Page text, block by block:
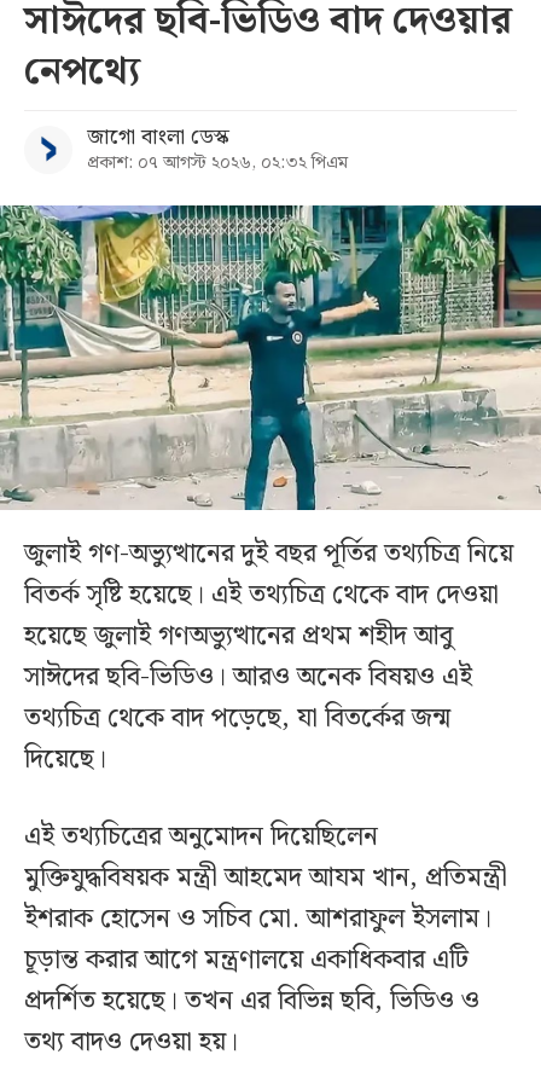
সাঈদের ছবি-ভিডিও বাদ দেওয়ার
নেপথ্যে
জাগো বাংলা ডেস্ক
প্রকাশ: ০৭ আগস্ট ২০২৬, ০২:৩২ পিএম
জুলাই গণ-অভ্যুত্থানের দুই বছর পূর্তির তথ্যচিত্র নিয়ে
বিতর্ক সৃষ্টি হয়েছে। এই তথ্যচিত্র থেকে বাদ দেওয়া
হয়েছে জুলাই গণঅভ্যুত্থানের প্রথম শহীদ আবু
সাঈদের ছবি-ভিডিও। আরও অনেক বিষয়ও এই
তথ্যচিত্র থেকে বাদ পড়েছে, যা বিতর্কের জন্ম
দিয়েছে।
এই তথ্যচিত্রের অনুমোদন দিয়েছিলেন
মুক্তিযুদ্ধবিষয়ক মন্ত্রী আহমেদ আযম খান, প্রতিমন্ত্রী
ইশরাক হোসেন ও সচিব মো. আশরাফুল ইসলাম।
চূড়ান্ত করার আগে মন্ত্রণালয়ে একাধিকবার এটি
প্রদর্শিত হয়েছে। তখন এর বিভিন্ন ছবি, ভিডিও ও
তথ্য বাদও দেওয়া হয়।